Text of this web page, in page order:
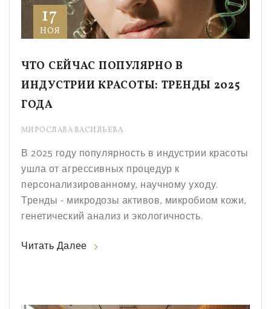
17
НОЯ
ЧТО СЕЙЧАС ПОПУЛЯРНО В
ИНДУСТРИИ КРАСОТЫ: ТРЕНДЫ 2025
ГОДА
МИРОСЛАВА ВАСИЛЬЕВА
В 2025 году популярность в индустрии красоты
ушла от агрессивных процедур к
персонализированному, научному уходу.
Тренды - микродозы активов, микробиом кожи,
генетический анализ и экологичность.
Читать Далее